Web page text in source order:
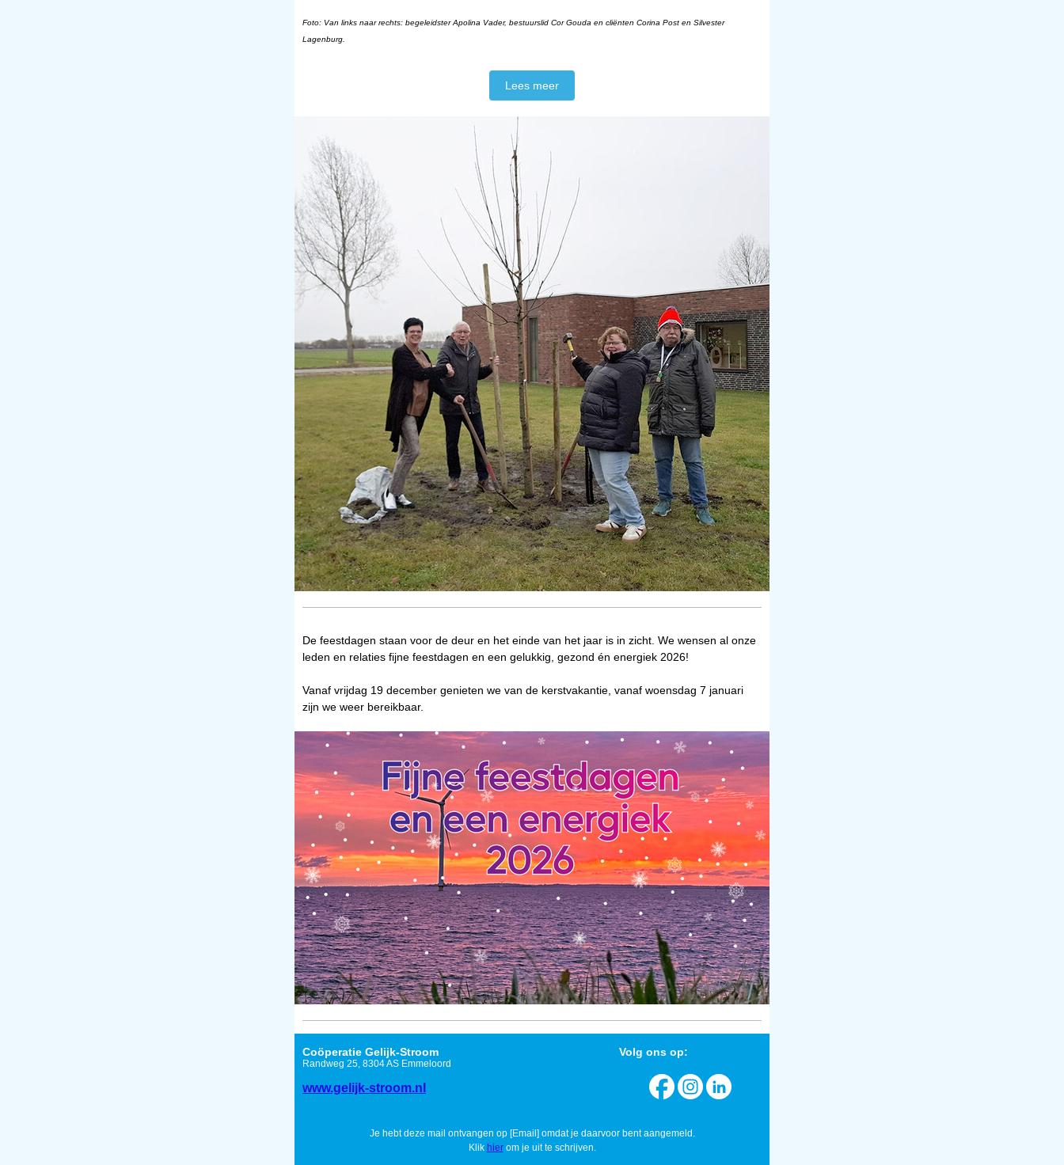
Foto: Van links naar rechts: begeleidster Apolina Vader, bestuurslid Cor Gouda en cliënten Corina Post en Silvester
Lagenburg.
Lees meer
De feestdagen staan voor de deur en het einde van het jaar is in zicht. We wensen al onze
leden en relaties fijne feestdagen en een gelukkig, gezond én energiek 2026!
Vanaf vrijdag 19 december genieten we van de kerstvakantie, vanaf woensdag 7 januari
zijn we weer bereikbaar.
Coöperatie Gelijk-Stroom
Randweg 25, 8304 AS Emmeloord
www.gelijk-stroom.nl
Volg ons op:
Je hebt deze mail ontvangen op [Email] omdat je daarvoor bent aangemeld.
Klik hierom je uit te schrijven.